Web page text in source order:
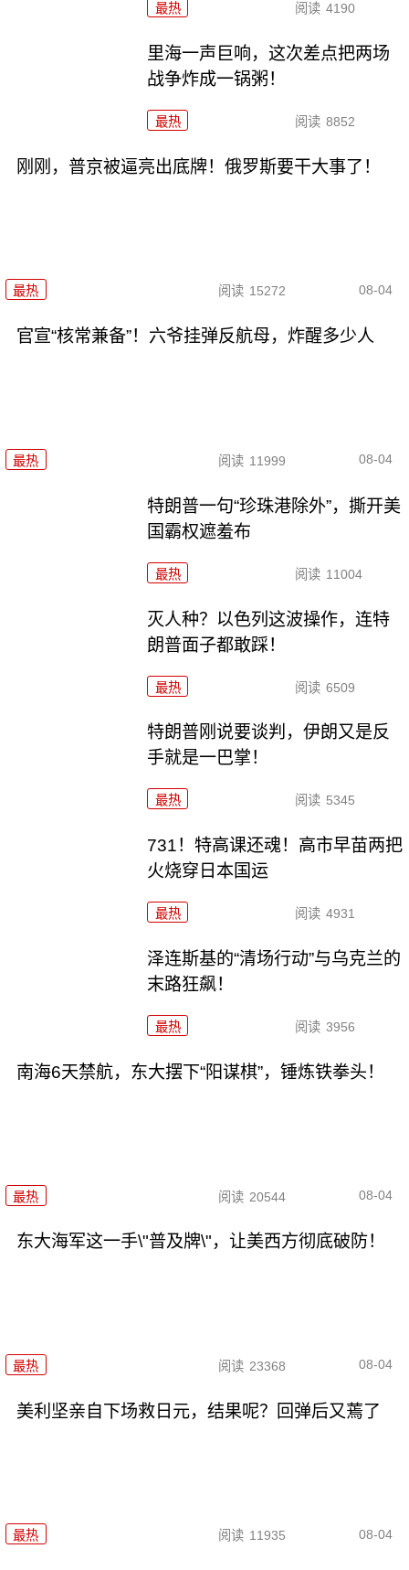
最热 阅读 4190
里海一声巨响，这次差点把两场
战争炸成一锅粥！
最热 阅读 8852
刚刚，普京被逼亮出底牌！俄罗斯要干大事了！
最热 阅读 15272 08-04
官宣“核常兼备”！六爷挂弹反航母，炸醒多少人
最热 阅读 11999 08-04
特朗普一句“珍珠港除外”，撕开美
国霸权遮羞布
最热 阅读 11004
灭人种？以色列这波操作，连特
朗普面子都敢踩！
最热 阅读 6509
特朗普刚说要谈判，伊朗又是反
手就是一巴掌！
最热 阅读 5345
731！特高课还魂！高市早苗两把
火烧穿日本国运
最热 阅读 4931
泽连斯基的“清场行动”与乌克兰的
末路狂飙！
最热 阅读 3956
南海6天禁航，东大摆下“阳谋棋”，锤炼铁拳头！
最热 阅读 20544 08-04
东大海军这一手\"普及牌\"，让美西方彻底破防！
最热 阅读 23368 08-04
美利坚亲自下场救日元，结果呢？回弹后又蔫了
最热 阅读 11935 08-04